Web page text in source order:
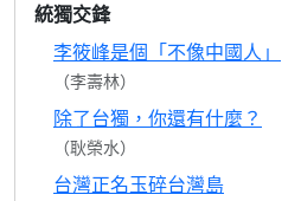
統獨交鋒
李筱峰是個「不像中國人」
（李壽林）
除了台獨，你還有什麼？
（耿榮水）
台灣正名玉碎台灣島